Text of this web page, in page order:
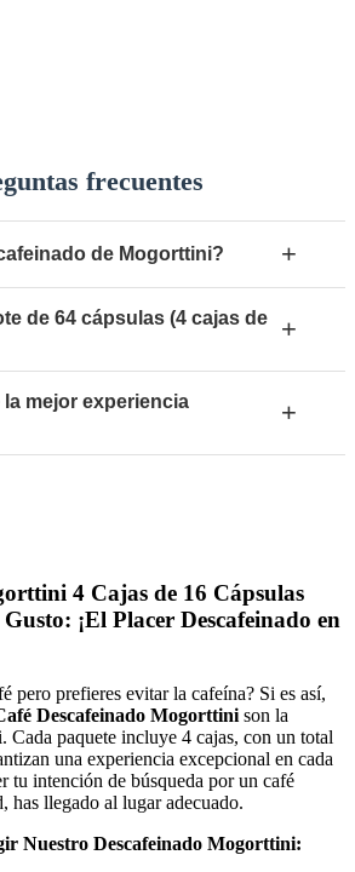
frecuentes
de Mogorttini? +
de 64 cápsulas (4 cajas de
+
mejor experiencia
+
4 Cajas de 16 Cápsulas
¡El Placer Descafeinado en
pero prefieres evitar la cafeína? Si es así,
Descafeinado Mogorttini son la
Cada paquete incluye 4 cajas, con un total
una experiencia excepcional en cada
tu intención de búsqueda por un café
has llegado al lugar adecuado.
Nuestro Descafeinado Mogorttini: